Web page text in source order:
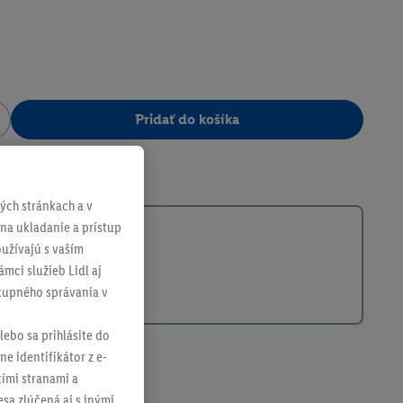
Pridať do košíka
stránkach a v
ukladanie a prístup
s vaším
služieb Lidl aj
správania v
sa prihlásite do
identifikátor z e-
stranami a